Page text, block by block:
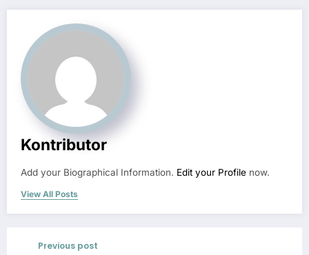
Kontributor
Add your Biographical Information. Edit your Profile now.
View All Posts
Previous post